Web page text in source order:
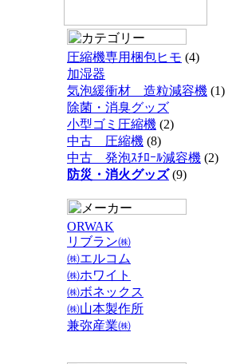
圧縮機専用梱包ヒモ (4)
加湿器
気泡緩衝材 造粒減容機 (1)
除菌・消臭グッズ
小型ゴミ圧縮機 (2)
中古 圧縮機 (8)
中古 発泡ｽﾁﾛｰﾙ減容機 (2)
防災・消火グッズ(9)
ORWAK
リブラン㈱
㈱エルコム
㈱ホワイト
㈱ボネックス
㈱山本製作所
兼弥産業㈱